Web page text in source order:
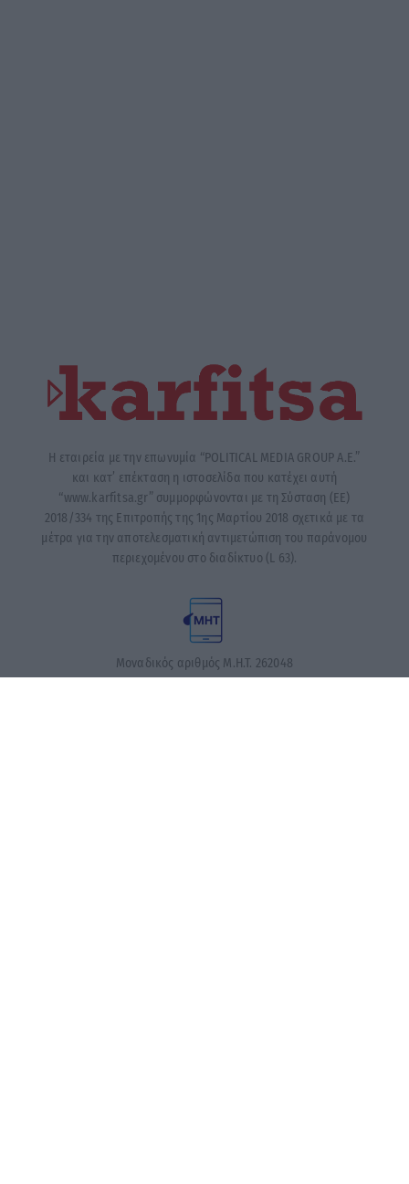
Η εταιρεία με την επωνυμία “POLITICAL MEDIA GROUP A.E.”
και κατ’ επέκταση η ιστοσελίδα που κατέχει αυτή
“www.karfitsa.gr” συμμορφώνονται με τη Σύσταση (ΕΕ)
2018/334 της Επιτροπής της 1ης Μαρτίου 2018 σχετικά με τα
μέτρα για την αποτελεσματική αντιμετώπιση του παράνομου
περιεχομένου στο διαδίκτυο (L 63).
Μοναδικός αριθμός Μ.Η.Τ. 262048